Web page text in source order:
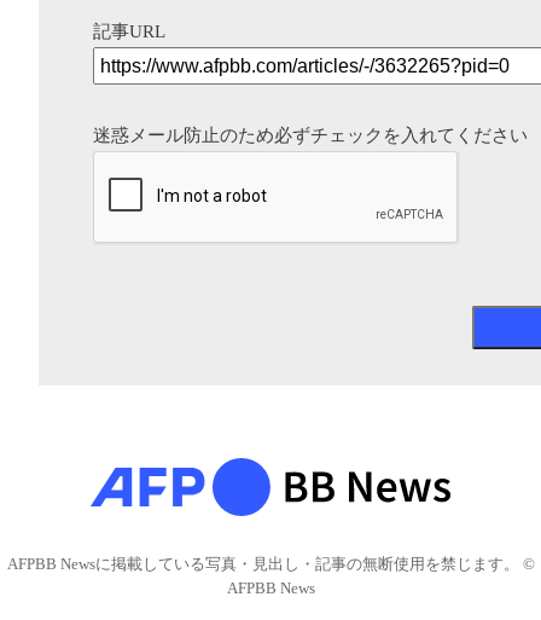
記事URL
迷惑メール防止のため必ずチェックを入れてください
AFPBB Newsに掲載している写真・見出し・記事の無断使用を禁じます。 ©
AFPBB News